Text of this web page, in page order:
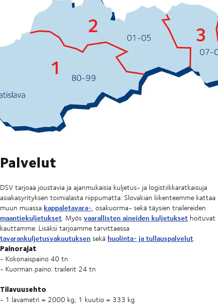
Palvelut
DSV tarjoaa joustavia ja ajanmukaisia kuljetus- ja logistiikkaratkaisuja
asiakasyrityksen toimialasta riippumatta. Slovakian liikenteemme kattaa
muun muassa kappaletavara-, osakuorma- sekä täysien trailereiden
maantiekuljetukset. Myösvaarallisten aineiden kuljetukset hoituvat
kauttamme. Lisäksi tarjoamme tarvittaessa
tavarankuljetusvakuutuksensekä huolinta- ja tullauspalvelut.
Painorajat
- Kokonaispaino 40 tn
- Kuorman paino: trailerit 24 tn
Tilavuusehto
- 1 lavametri = 2000 kg; 1 kuutio = 333 kg